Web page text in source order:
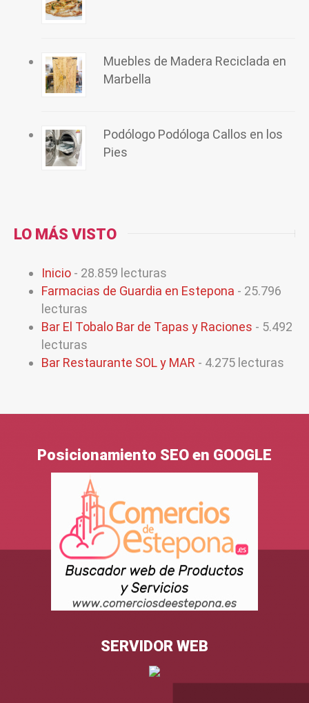
Muebles de Madera Reciclada en
Marbella
Podólogo Podóloga Callos en los
Pies
LO MÁS VISTO
Inicio - 28.859 lecturas
Farmacias de Guardia en Estepona - 25.796
lecturas
Bar El Tobalo Bar de Tapas y Raciones - 5.492
lecturas
Bar Restaurante SOL y MAR - 4.275 lecturas
Posicionamiento SEO en GOOGLE
SERVIDOR WEB